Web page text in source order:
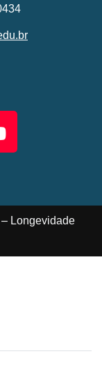
Longevidade